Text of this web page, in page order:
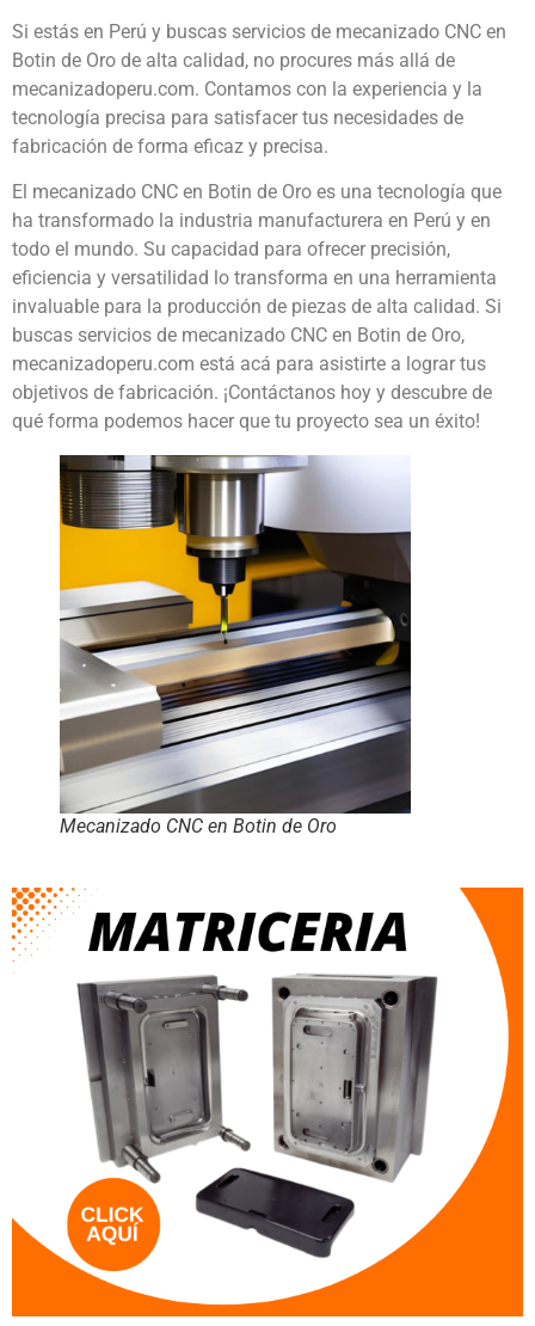
Si estás en Perú y buscas servicios de mecanizado CNC en
Botin de Oro de alta calidad, no procures más allá de
mecanizadoperu.com. Contamos con la experiencia y la
tecnología precisa para satisfacer tus necesidades de
fabricación de forma eficaz y precisa.
El mecanizado CNC en Botin de Oro es una tecnología que
ha transformado la industria manufacturera en Perú y en
todo el mundo. Su capacidad para ofrecer precisión,
eficiencia y versatilidad lo transforma en una herramienta
invaluable para la producción de piezas de alta calidad. Si
buscas servicios de mecanizado CNC en Botin de Oro,
mecanizadoperu.com está acá para asistirte a lograr tus
objetivos de fabricación. ¡Contáctanos hoy y descubre de
qué forma podemos hacer que tu proyecto sea un éxito!
Mecanizado CNC en Botin de Oro